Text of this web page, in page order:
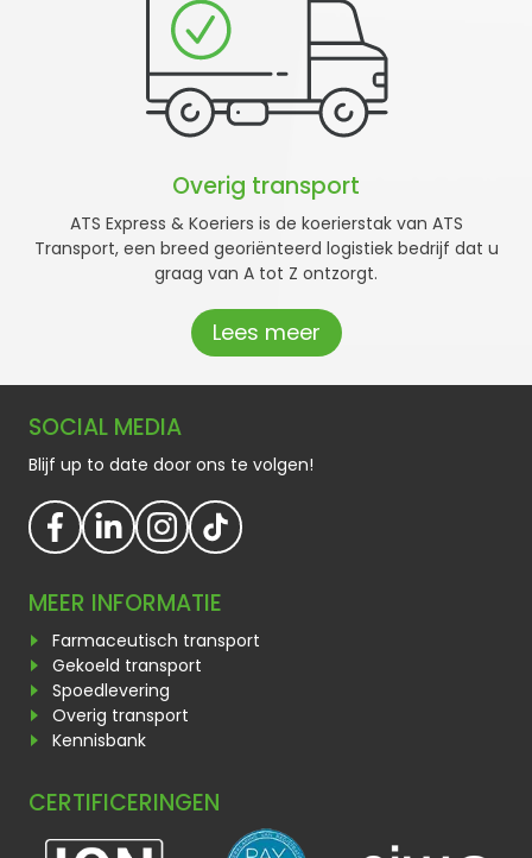
Overig transport
ATS Express & Koeriers is de koerierstak van ATS
Transport, een breed georiënteerd logistiek bedrijf dat u
graag van A tot Z ontzorgt.
Lees meer
SOCIAL MEDIA
Blijf up to date door ons te volgen!
MEER INFORMATIE
Farmaceutisch transport
Gekoeld transport
Spoedlevering
Overig transport
Kennisbank
CERTIFICERINGEN